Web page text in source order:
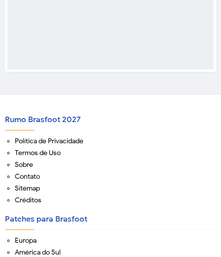
Rumo Brasfoot 2027
Política de Privacidade
Termos de Uso
Sobre
Contato
Sitemap
Créditos
Patches para Brasfoot
Europa
América do Sul